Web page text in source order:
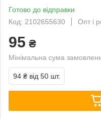
Готово до відправки
Код: 2102655630
Опт і
95 ₴
Мінімальна сума
94 ₴ від 50 шт.